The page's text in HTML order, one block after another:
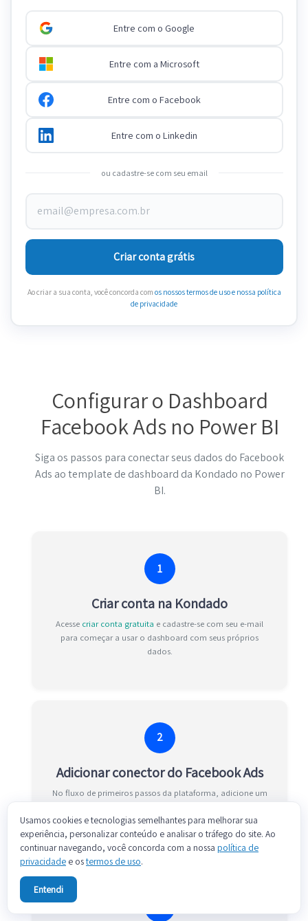
Entre com o Google
Entre com a Microsoft
Entre com o Facebook
Entre com o Linkedin
ou cadastre-se com seu email
Criar conta grátis
Ao criar a sua conta, você concorda com os nossos termos de usoe nossa política
de privacidade
Configurar o Dashboard
Facebook Ads no Power BI
Siga os passos para conectar seus dados do Facebook
Ads ao template de dashboard da Kondado no Power
BI.
1
Criar conta na Kondado
Acesse criar conta gratuita e cadastre-se com seu e-mail
para começar a usar o dashboard com seus próprios
dados.
2
Adicionar conector do Facebook Ads
No fluxo de primeiros passos da plataforma, adicione um
incremental de estatísticas de campanhas.
Usamos cookies e tecnologias semelhantes para melhorar sua
experiência, personalizar conteúdo e analisar o tráfego do site. Ao
continuar navegando, você concorda com a nossa política de
privacidade e ostermos de uso.
Entendi